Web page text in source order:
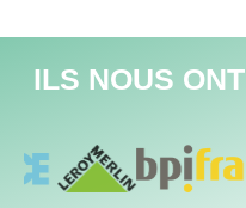
ILS NOUS